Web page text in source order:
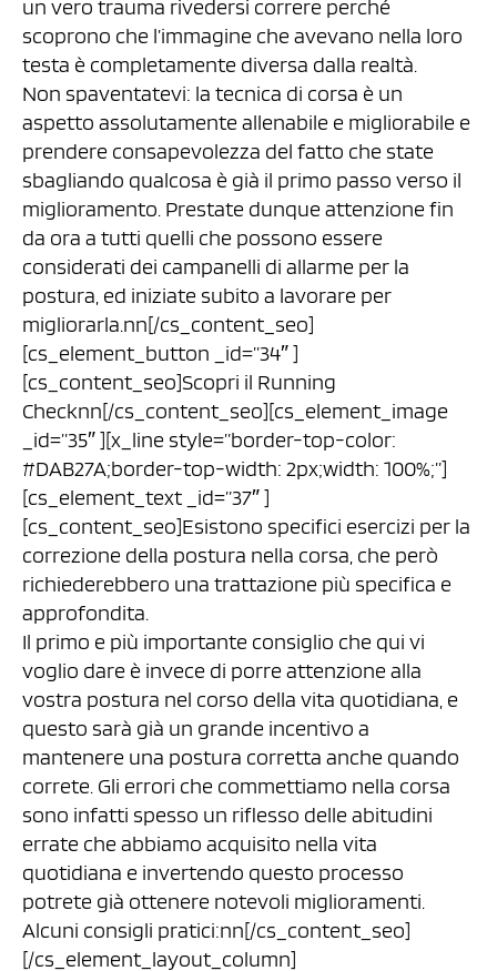
un vero trauma rivedersi correre perché
scoprono che l’immagine che avevano nella loro
testa è completamente diversa dalla realtà.
Non spaventatevi: la tecnica di corsa è un
aspetto assolutamente allenabile e migliorabile e
prendere consapevolezza del fatto che state
sbagliando qualcosa è già il primo passo verso il
miglioramento. Prestate dunque attenzione fin
da ora a tutti quelli che possono essere
considerati dei campanelli di allarme per la
postura, ed iniziate subito a lavorare per
migliorarla.nn[/cs_content_seo]
[cs_element_button _id=”34″ ]
[cs_content_seo]Scopri il Running
Checknn[/cs_content_seo][cs_element_image
_id=”35″ ][x_line style=”border-top-color:
#DAB27A;border-top-width: 2px;width: 100%;”]
[cs_element_text _id=”37″ ]
[cs_content_seo]Esistono specifici esercizi per la
correzione della postura nella corsa, che però
richiederebbero una trattazione più specifica e
approfondita.
Il primo e più importante consiglio che qui vi
voglio dare è invece di porre attenzione alla
vostra postura nel corso della vita quotidiana, e
questo sarà già un grande incentivo a
mantenere una postura corretta anche quando
correte. Gli errori che commettiamo nella corsa
sono infatti spesso un riflesso delle abitudini
errate che abbiamo acquisito nella vita
quotidiana e invertendo questo processo
potrete già ottenere notevoli miglioramenti.
Alcuni consigli pratici:nn[/cs_content_seo]
[/cs_element_layout_column]